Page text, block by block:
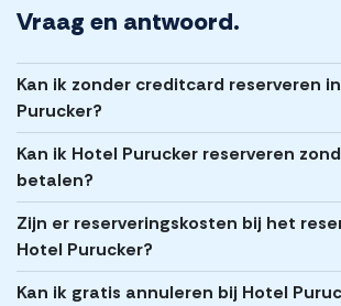
Vraag en antwoord.
Kan ik zonder creditcard reserveren
Purucker?
Kan ik Hotel Purucker reserveren
betalen?
Zijn er reserveringskosten bij het
Hotel Purucker?
Kan ik gratis annuleren bij Hotel